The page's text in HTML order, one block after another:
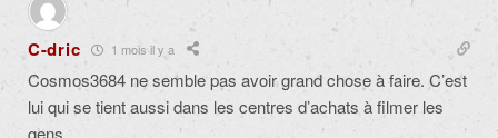
C-dric 1 mois il y a
Cosmos3684 ne semble pas avoir grand chose à faire. C’est
lui qui se tient aussi dans les centres d’achats à filmer les
gens.